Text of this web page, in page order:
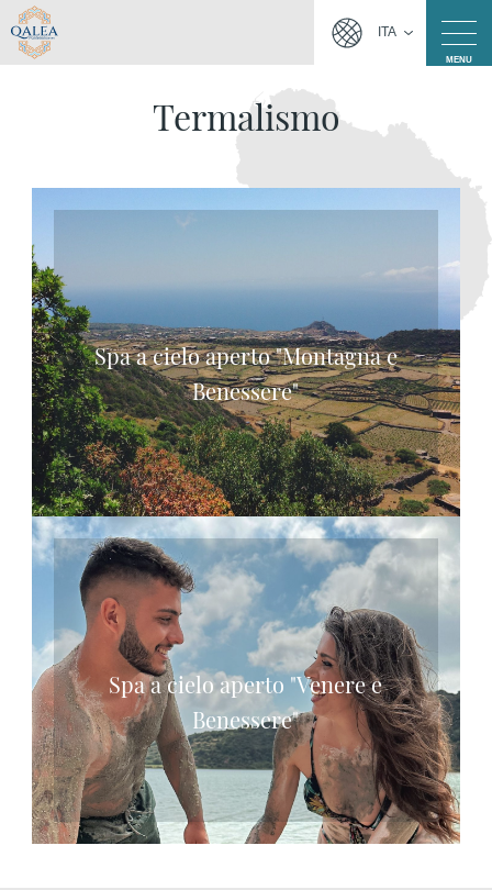
ITA
MENU
Termalismo
Spa a cielo aperto "Montagna e
Benessere"
Spa a cielo aperto "Venere e
Benessere"